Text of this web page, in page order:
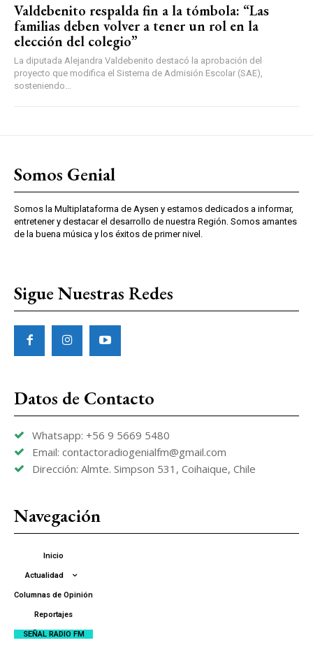
Valdebenito respalda fin a la tómbola: “Las
familias deben volver a tener un rol en la
elección del colegio”
La diputada Alejandra Valdebenito destacó la aprobación del
proyecto que modifica el Sistema de Admisión Escolar (SAE),
sosteniendo...
Somos Genial
Somos la Multiplataforma de Aysen y estamos dedicados a informar,
entretener y destacar el desarrollo de nuestra Región. Somos amantes
de la buena música y los éxitos de primer nivel.
Sigue Nuestras Redes
Datos de Contacto
Whatsapp: +56 9 5669 5480
Email: contactoradiogenialfm@gmail.com
Dirección: Almte. Simpson 531, Coihaique, Chile
Navegación
Inicio
Actualidad
Columnas de Opinión
Reportajes
SEÑAL RADIO FM